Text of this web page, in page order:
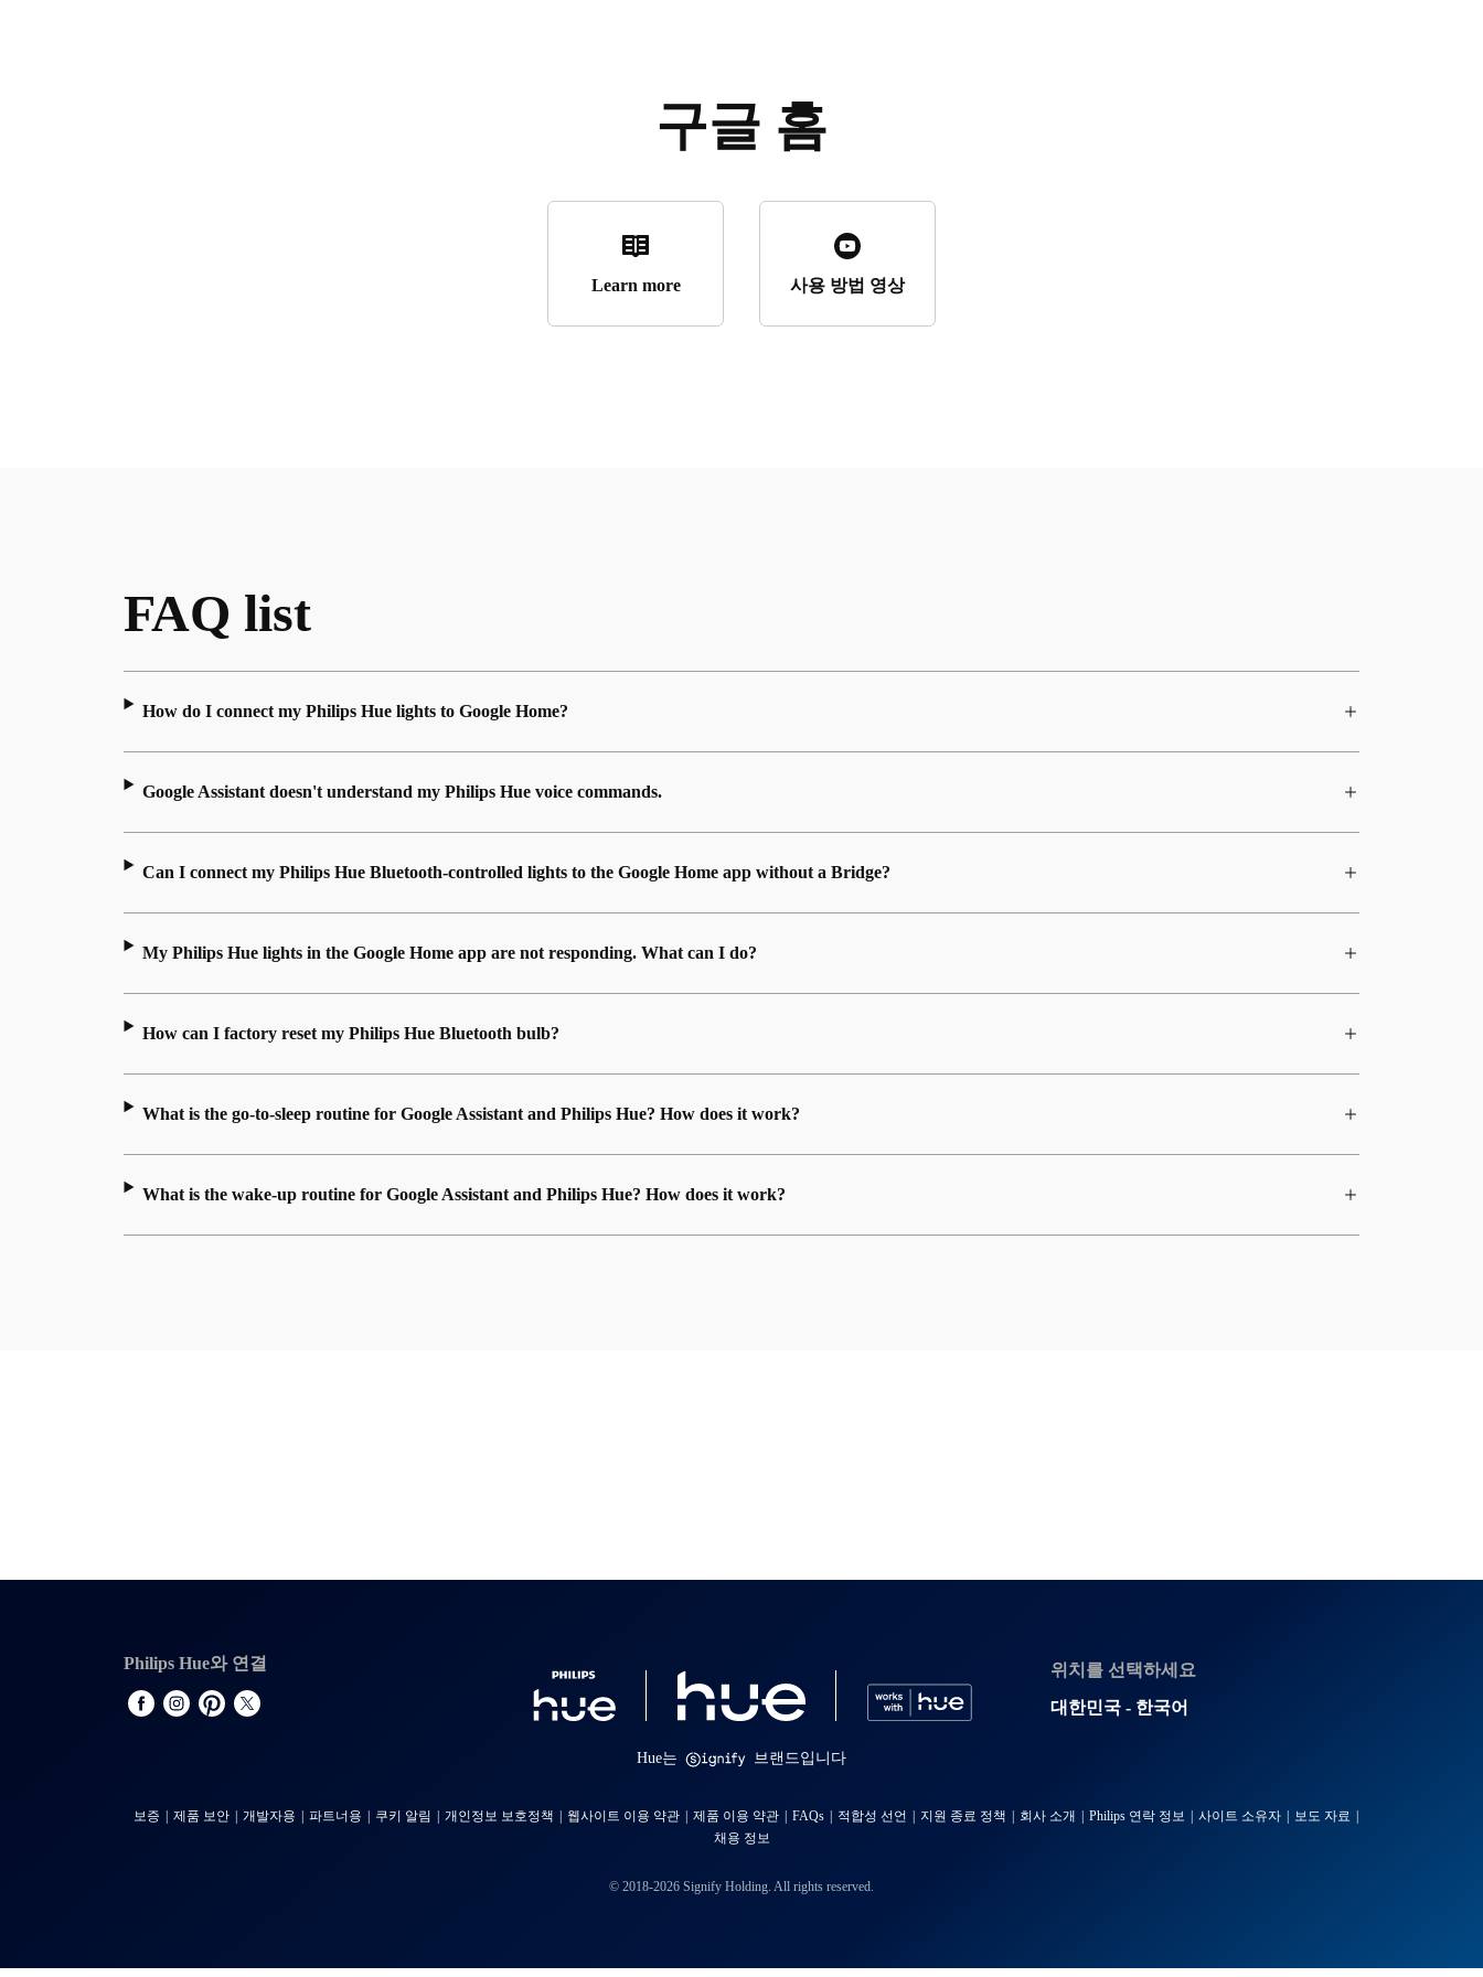
구글 홈
Learn more 사용 방법 영상
FAQ list
How do I connect my Philips Hue lights to Google Home?
Google Assistant doesn't understand my Philips Hue voice commands.
Can I connect my Philips Hue Bluetooth-controlled lights to the Google Home app without a Bridge?
My Philips Hue lights in the Google Home app are not responding. What can I do?
How can I factory reset my Philips Hue Bluetooth bulb?
What is the go-to-sleep routine for Google Assistant and Philips Hue? How does it work?
What is the wake-up routine for Google Assistant and Philips Hue? How does it work?
Philips Hue와 연결
위치를 선택하세요
대한민국 - 한국어
Hue는 브랜드입니다
보증 제품 보안 개발자용 파트너용 쿠키 알림 개인정보 보호정책 웹사이트 이용 약관 제품 이용 약관 FAQs 적합성 선언 지원 종료 정책 회사 소개 Philips 연락 정보 사이트 소유자
보도 자료
채용 정보
© 2018-2026 Signify Holding. All rights reserved.